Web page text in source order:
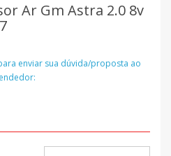
Ar Gm Astra 2.0 8v
enviar sua dúvida/proposta ao